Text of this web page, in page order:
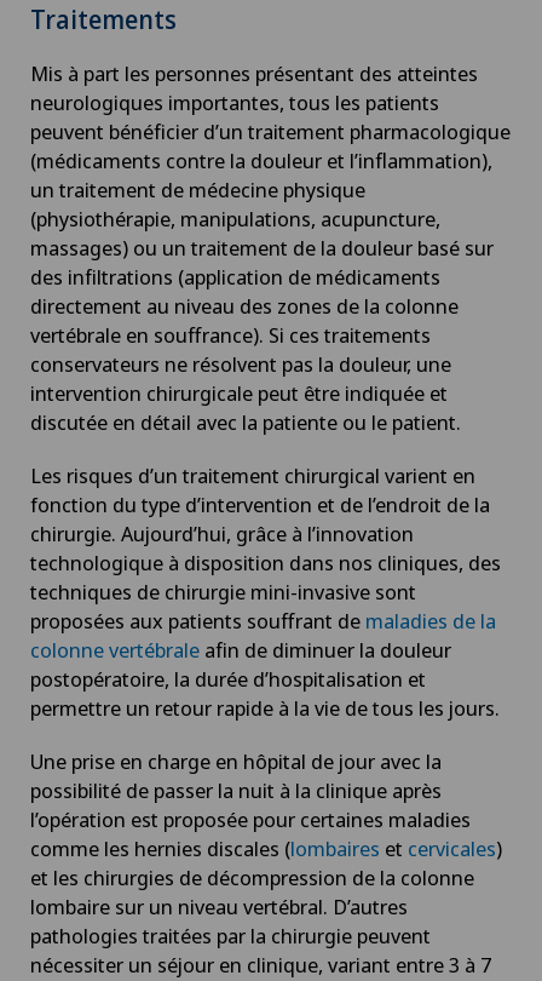
Traitements
Mis à part les personnes présentant des atteintes
neurologiques importantes, tous les patients
peuvent bénéficier d’un traitement pharmacologique
(médicaments contre la douleur et l’inflammation),
un traitement de médecine physique
(physiothérapie, manipulations, acupuncture,
massages) ou un traitement de la douleur basé sur
des infiltrations (application de médicaments
directement au niveau des zones de la colonne
vertébrale en souffrance). Si ces traitements
conservateurs ne résolvent pas la douleur, une
intervention chirurgicale peut être indiquée et
discutée en détail avec la patiente ou le patient.
Les risques d’un traitement chirurgical varient en
fonction du type d’intervention et de l’endroit de la
chirurgie. Aujourd’hui, grâce à l’innovation
technologique à disposition dans nos cliniques, des
techniques de chirurgie mini-invasive sont
proposées aux patients souffrant de maladies de la
colonne vertébrale afin de diminuer la douleur
postopératoire, la durée d’hospitalisation et
permettre un retour rapide à la vie de tous les jours.
Une prise en charge en hôpital de jour avec la
possibilité de passer la nuit à la clinique après
l’opération est proposée pour certaines maladies
comme les hernies discales (lombaires et cervicales)
et les chirurgies de décompression de la colonne
lombaire sur un niveau vertébral. D’autres
pathologies traitées par la chirurgie peuvent
nécessiter un séjour en clinique, variant entre 3 à 7